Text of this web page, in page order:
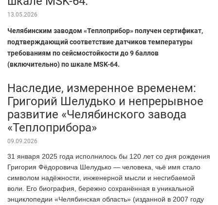
13.05.2026
Челябинским заводом «Теплоприбор» получен сертификат,
подтверждающий соответствие датчиков температуры
требованиям по сейсмостойкости до 9 баллов
(включительно) по шкале MSK-64.
Наследие, измеренное временем:
Григорий Шелудько и непрерывное
развитие «Челябинского завода
«Теплоприбора»
09.09.2026
31 января 2025 года исполнилось бы 120 лет со дня рождения
Григория Фёдоровича Шелудько — человека, чьё имя стало
символом надёжности, инженерной мысли и несгибаемой
воли. Его биография, бережно сохранённая в уникальной
энциклопедии «Челябинская область» (изданной в 2007 году